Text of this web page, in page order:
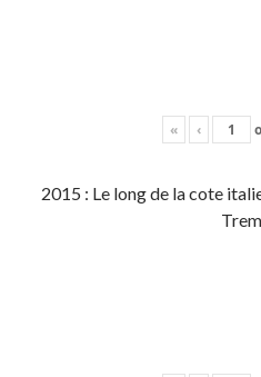
« ‹
2015 : Le long de la cote